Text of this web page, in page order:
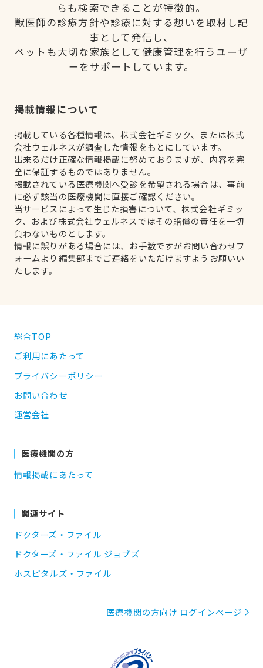
らも検索できることが特徴的。
獣医師の診療方針や診療に対する想いを取材し記
事として発信し、
ペットも大切な家族として健康管理を行うユーザ
ーをサポートしています。
掲載情報について
掲載している各種情報は、株式会社ギミック、または株式
会社ウェルネスが調査した情報をもとにしています。
出来るだけ正確な情報掲載に努めておりますが、内容を完
全に保証するものではありません。
掲載されている医療機関へ受診を希望される場合は、事前
に必ず該当の医療機関に直接ご確認ください。
当サービスによって生じた損害について、株式会社ギミッ
ク、および株式会社ウェルネスではその賠償の責任を一切
負わないものとします。
情報に誤りがある場合には、お手数ですがお問い合わせフ
ォームより編集部までご連絡をいただけますようお願いい
たします。
総合TOP
ご利用にあたって
プライバシーポリシー
お問い合わせ
運営会社
医療機関の方
情報掲載にあたって
関連サイト
ドクターズ・ファイル
ドクターズ・ファイル ジョブズ
ホスピタルズ・ファイル
医療機関の方向け ログインページ